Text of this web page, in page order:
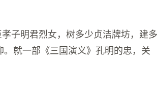
子明君烈女，树多少贞洁牌坊，建多
就一部《三国演义》孔明的忠，关